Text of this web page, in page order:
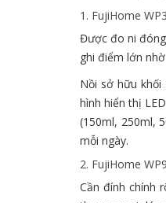
1. FujiHome
Được đo ni
ghi điểm lớn
Nồi sở hữu khối
hình hiển thị
(150ml, 250ml,
mỗi ngày.
2. FujiHome
Cần đính chính